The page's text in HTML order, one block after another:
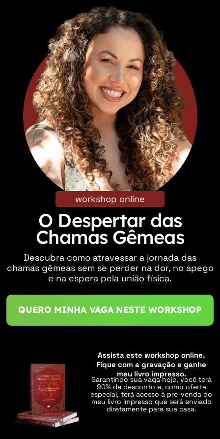
workshop online
O Despertar das
Chamas Gêmeas
Descubra como atravessar a jornada das
chamas gêmeas sem se perder na dor, no apego
e na espera pela união física.
QUERO MINHA VAGA NESTE WORKSHOP
Assista este workshop online.
Fique com a gravação e ganhe
meu livro impresso.
Garantindo sua vaga hoje, você terá
90% de desconto e, como oferta
especial, terá acesso à pré-venda do
meu livro impresso que será enviado
diretamente para sua casa.